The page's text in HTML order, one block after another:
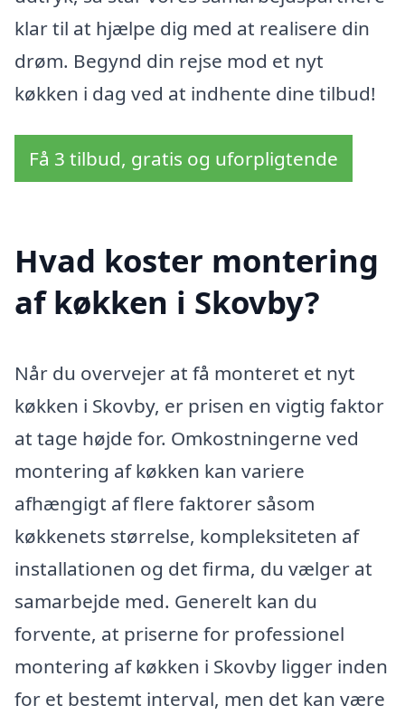
klar til at hjælpe dig med at realisere din
drøm. Begynd din rejse mod et nyt
køkken i dag ved at indhente dine tilbud!
Få 3 tilbud, gratis og uforpligtende
Hvad koster montering
af køkken i Skovby?
Når du overvejer at få monteret et nyt
køkken i Skovby, er prisen en vigtig faktor
at tage højde for. Omkostningerne ved
montering af køkken kan variere
afhængigt af flere faktorer såsom
køkkenets størrelse, kompleksiteten af
installationen og det firma, du vælger at
samarbejde med. Generelt kan du
forvente, at priserne for professionel
montering af køkken i Skovby ligger inden
for et bestemt interval, men det kan være